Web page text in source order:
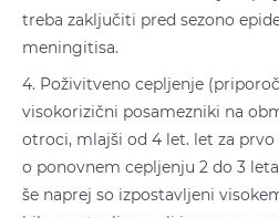
treba zaključiti pred sezono
meningitisa.
4. Poživitveno cepljenje
visokorizični posamezniki na
otroci, mlajši od 4 let. let za
o ponovnem cepljenju 2 do 3
še naprej so izpostavljeni